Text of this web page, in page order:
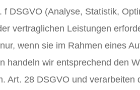
DSGVO (Analyse, Statistik,
vertraglichen Leistungen
wenn sie im Rahmen eines
handeln wir entsprechend den
Art. 28 DSGVO und